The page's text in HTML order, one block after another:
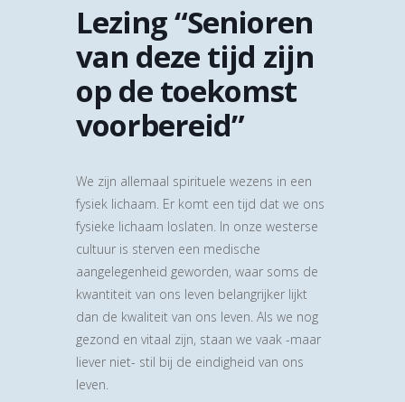
Lezing “Senioren
van deze tijd zijn
op de toekomst
voorbereid”
We zijn allemaal spirituele wezens in een
fysiek lichaam. Er komt een tijd dat we ons
fysieke lichaam loslaten. In onze westerse
cultuur is sterven een medische
aangelegenheid geworden, waar soms de
kwantiteit van ons leven belangrijker lijkt
dan de kwaliteit van ons leven. Als we nog
gezond en vitaal zijn, staan we vaak -maar
liever niet- stil bij de eindigheid van ons
leven.